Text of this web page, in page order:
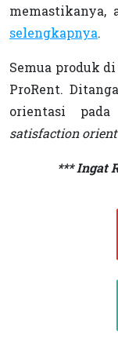
memastikanya,
selengkapnya.
Semua produk
ProRent.
orientasi
satisfaction
***Ingat